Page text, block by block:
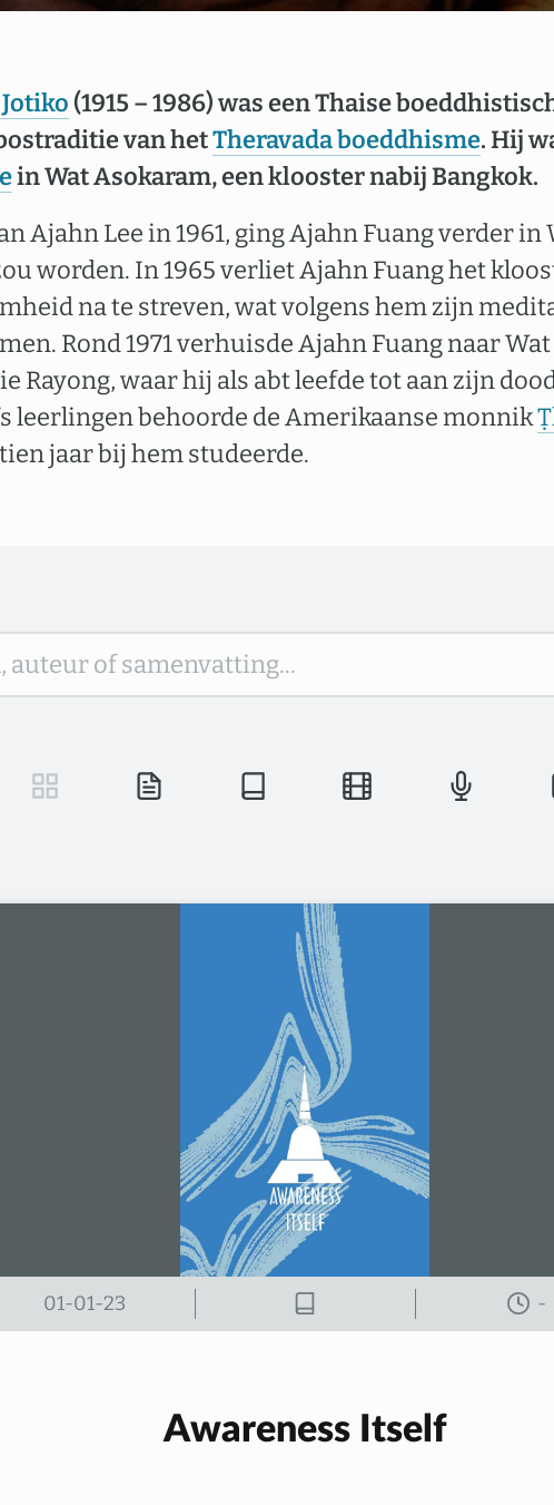
(1915 – 1986) was een Thaise
van hetTheravada boeddhisme. Hij
in Wat Asokaram, een klooster nabij Bangkok.
Ajahn Lee in 1961, ging Ajahn Fuang verder in
worden. In 1965 verliet Ajahn Fuang het
na te streven, wat volgens hem zijn
Rond 1971 verhuisde Ajahn Fuang naar
Rayong, waar hij als abt leefde tot aan zijn
leerlingen behoorde de Amerikaanse monnik
jaar bij hem studeerde.
01-01-23 -
Awareness Itself